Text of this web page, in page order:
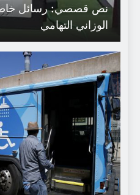
نص قصصي: رسائل
الوزاني التهامي